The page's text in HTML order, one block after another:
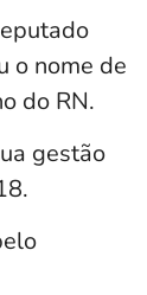
o nome de
do RN.
gestão